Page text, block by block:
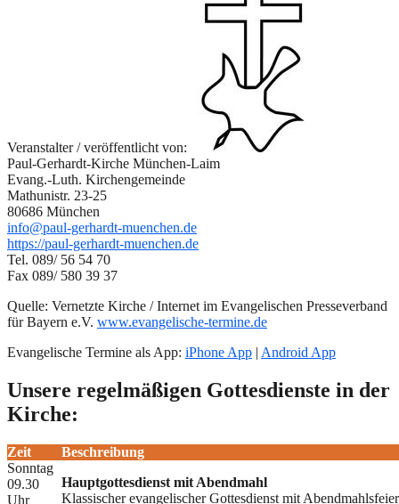
Veranstalter / veröffentlicht von:
Paul-Gerhardt-Kirche München-Laim
Evang.-Luth. Kirchengemeinde
Mathunistr. 23-25
80686 München
info@paul-gerhardt-muenchen.de
https://paul-gerhardt-muenchen.de
Tel. 089/ 56 54 70
Fax 089/ 580 39 37
Quelle: Vernetzte Kirche / Internet im Evangelischen Presseverband
für Bayern e.V. www.evangelische-termine.de
Evangelische Termine als App: iPhone App | Android App
Unsere regelmäßigen Gottesdienste in der
Kirche:
Zeit
Beschreibung
Sonntag
09.30
Uhr
Hauptgottesdienst mit Abendmahl
Klassischer evangelischer Gottesdienst mit